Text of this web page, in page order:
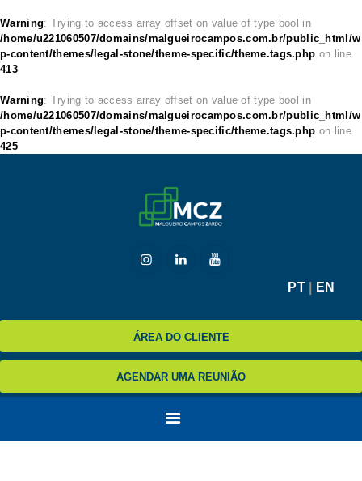
Warning: Trying to access array offset on value of type bool in
/home/u221060507/domains/malgueirocampos.com.br/public_html/w
p-content/themes/legal-stone/theme-specific/theme.tags.php on line
413
Warning: Trying to access array offset on value of type bool in
/home/u221060507/domains/malgueirocampos.com.br/public_html/w
p-content/themes/legal-stone/theme-specific/theme.tags.php on line
425
PT| EN
ÁREA DO CLIENTE
AGENDAR UMA REUNIÃO
HOME
MCZ
EXPERTISE